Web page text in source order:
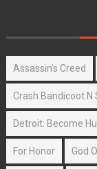
Assassin's Creed
Crash Bandicoot N
Detroit: Become
For Honor God